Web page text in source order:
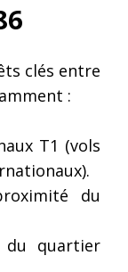
clés entre
:
T1 (vols
du
du quartier